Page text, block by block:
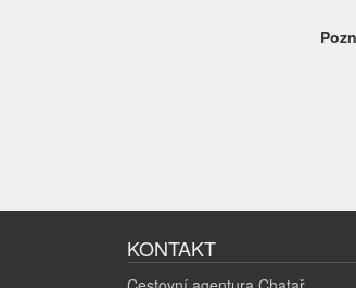
KONTAKT